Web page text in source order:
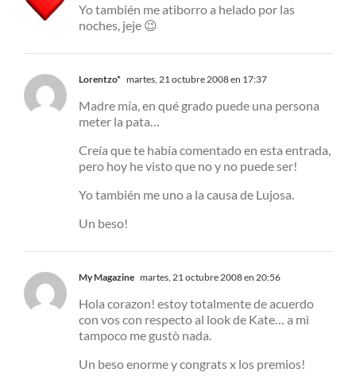
Yo también me atiborro a helado por las
noches, jeje 😉
Lorentzo* martes, 21 octubre 2008 en 17:37
Madre mía, en qué grado puede una persona
meter la pata…
Creía que te había comentado en esta entrada,
pero hoy he visto que no y no puede ser!
Yo también me uno a la causa de Lujosa.
Un beso!
My Magazine martes, 21 octubre 2008 en 20:56
Hola corazon! estoy totalmente de acuerdo
con vos con respecto al look de Kate… a mì
tampoco me gustò nada.
Un beso enorme y congrats x los premios!